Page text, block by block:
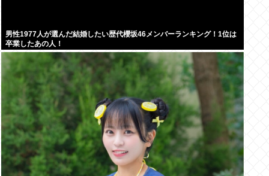
男性1977人が選んだ結婚したい歴代櫻坂46メンバーランキング！1位は
卒業したあの人！